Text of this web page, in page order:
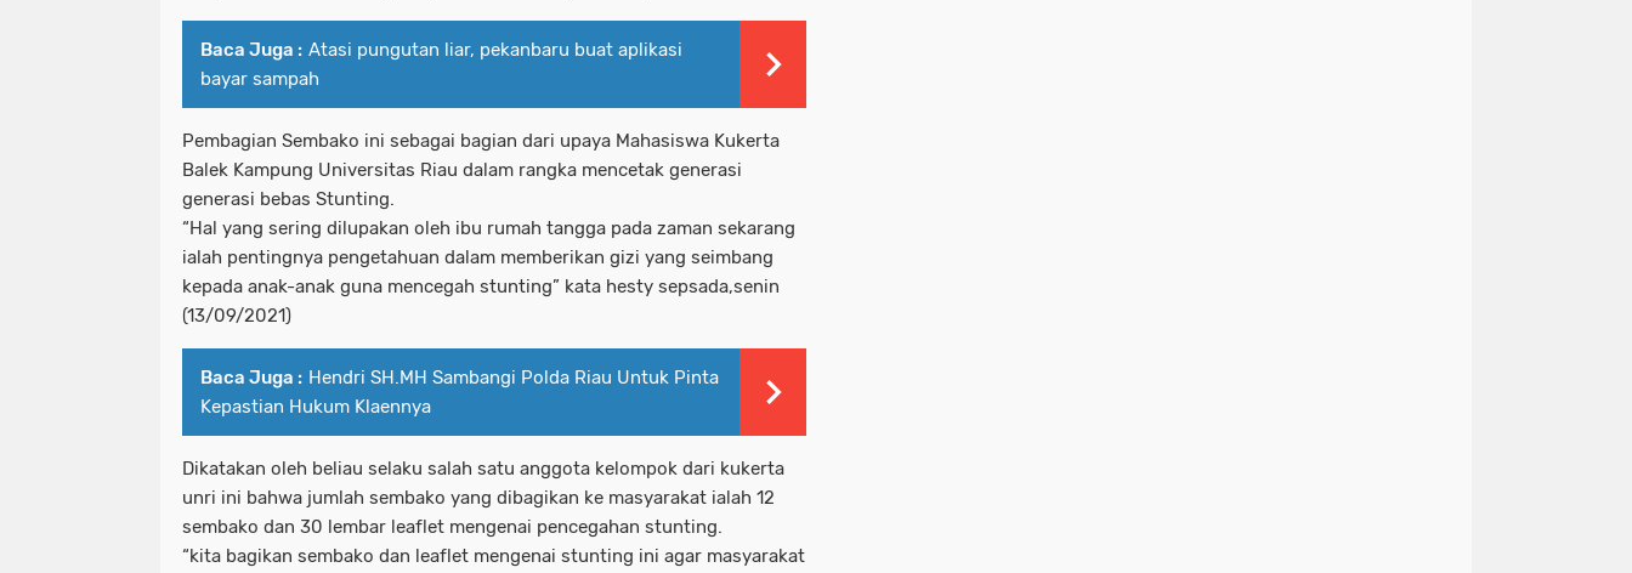
Baca Juga : Atasi pungutan liar, pekanbaru buat aplikasi
bayar sampah
Pembagian Sembako ini sebagai bagian dari upaya Mahasiswa Kukerta
Balek Kampung Universitas Riau dalam rangka mencetak generasi
generasi bebas Stunting.
“Hal yang sering dilupakan oleh ibu rumah tangga pada zaman sekarang
ialah pentingnya pengetahuan dalam memberikan gizi yang seimbang
kepada anak-anak guna mencegah stunting” kata hesty sepsada,senin
(13/09/2021)
Baca Juga : Hendri SH.MH Sambangi Polda Riau Untuk Pinta
Kepastian Hukum Klaennya
Dikatakan oleh beliau selaku salah satu anggota kelompok dari kukerta
unri ini bahwa jumlah sembako yang dibagikan ke masyarakat ialah 12
sembako dan 30 lembar leaflet mengenai pencegahan stunting.
“kita bagikan sembako dan leaflet mengenai stunting ini agar masyarakat